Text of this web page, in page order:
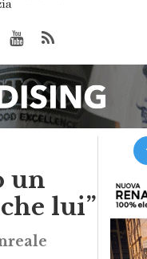
un
lui”